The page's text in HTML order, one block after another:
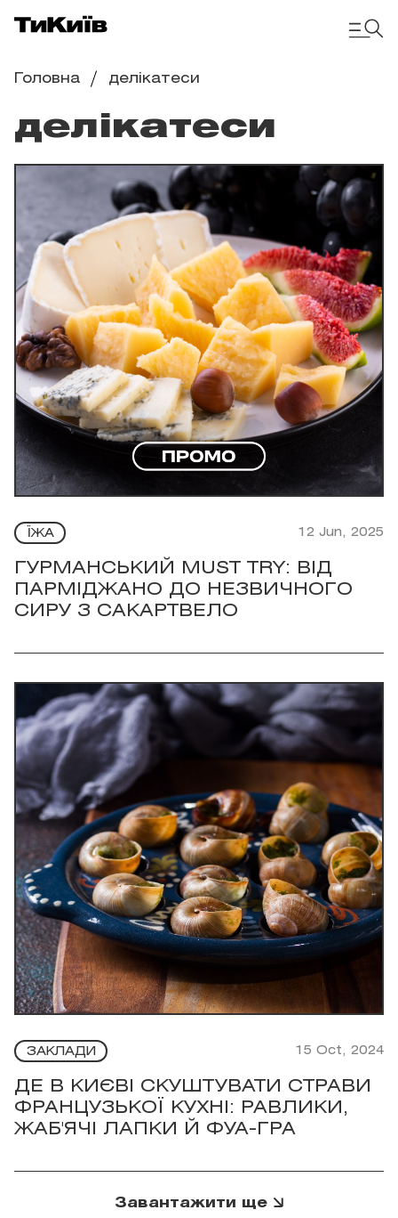
Головна делікатеси
делікатеси
ЇЖА 12 Jun, 2025
ГУРМАНСЬКИЙ MUST TRY: ВІД
ПАРМІДЖАНО ДО НЕЗВИЧНОГО
СИРУ З САКАРТВЕЛО
ЗАКЛАДИ 15 Oct, 2024
ДЕ В КИЄВІ СКУШТУВАТИ СТРАВИ
ФРАНЦУЗЬКОЇ КУХНІ: РАВЛИКИ,
ЖАБ'ЯЧІ ЛАПКИ Й ФУА-ГРА
Завантажити ще